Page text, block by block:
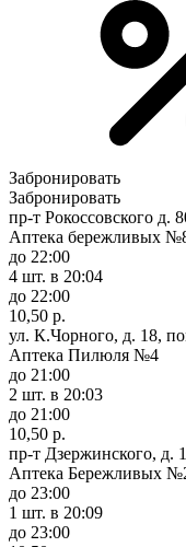
Забронировать
Забронировать
пр-т Рокоссовского д.
Аптека бережливых
до 22:00
4 шт. в 20:04
до 22:00
10,50 р.
ул. К.Чорного, д. 18,
Аптека Пилюля №4
до 21:00
2 шт. в 20:03
до 21:00
10,50 р.
пр-т Дзержинского, д.
Аптека Бережливых
до 23:00
1 шт. в 20:09
до 23:00